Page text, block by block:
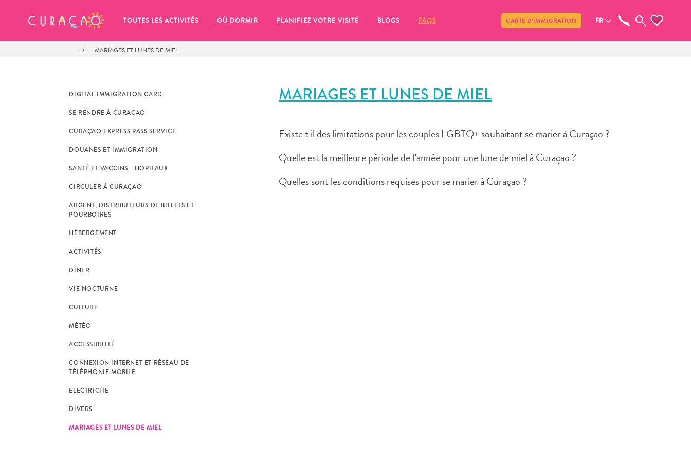
TOUTES LES ACTIVITÉS OÙ DORMIR PLANIFIEZ VOTRE VISITE BLOGS FAQS CARTE D’IMMIGRATION FR
MARIAGES ET LUNES DE MIEL
DIGITAL IMMIGRATION CARD
SE RENDRE À CURAÇAO
CURAÇAO EXPRESS PASS SERVICE
DOUANES ET IMMIGRATION
SANTÉ ET VACCINS - HÔPITAUX
CIRCULER À CURAÇAO
ARGENT, DISTRIBUTEURS DE BILLETS ET
POURBOIRES
HÉBERGEMENT
ACTIVITÉS
DÎNER
VIE NOCTURNE
CULTURE
MÉTÉO
ACCESSIBILITÉ
CONNEXION INTERNET ET RÉSEAU DE
TÉLÉPHONIE MOBILE
ÉLECTRICITÉ
DIVERS
MARIAGES ET LUNES DE MIEL
MARIAGES ET LUNES DE MIEL
Existe t il des limitations pour les couples LGBTQ+ souhaitant se marier à Curaçao ?
Quelle est la meilleure période de l’année pour une lune de miel à Curaçao ?
Quelles sont les conditions requises pour se marier à Curaçao ?
MES FAVORIS Partager
It looks like you haven’t saved any
Chaque fois que vous souhaitez enregistrer quelque chose pour plus tard, assurez-vous de cliquer sur le